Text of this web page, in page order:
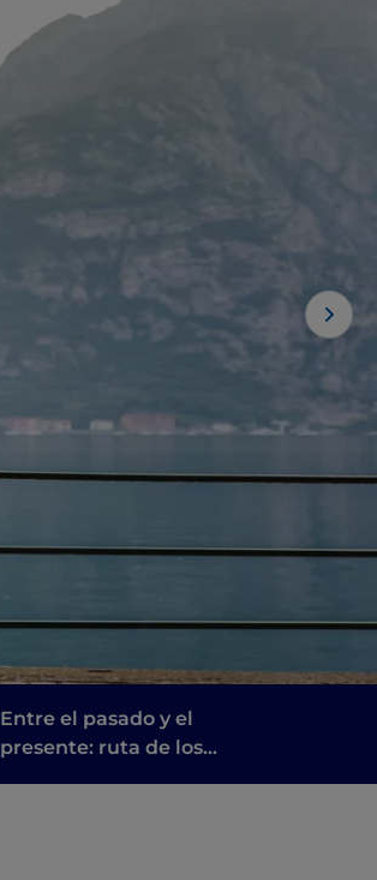
Entre el pasado y el
presente: ruta de los